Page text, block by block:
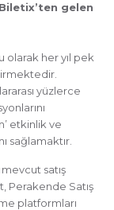
gelen
olarak her yıl pek
yüzlerce
etkinlik ve
sağlamaktır.
satış
Perakende Satış
platformları